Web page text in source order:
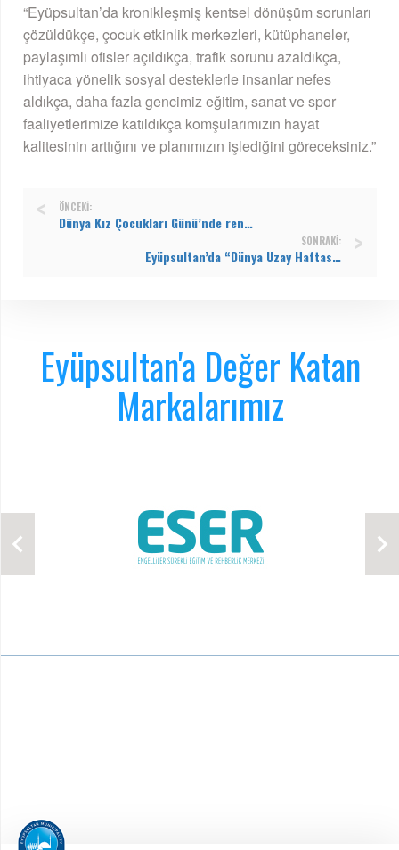
“Eyüpsultan’da kronikleşmiş kentsel dönüşüm sorunları
çözüldükçe, çocuk etkinlik merkezleri, kütüphaneler,
paylaşımlı ofisler açıldıkça, trafik sorunu azaldıkça,
ihtiyaca yönelik sosyal desteklerle insanlar nefes
aldıkça, daha fazla gencimiz eğitim, sanat ve spor
faaliyetlerimize katıldıkça komşularımızın hayat
kalitesinin arttığını ve planımızın işlediğini göreceksiniz.”
ÖNCEKI:
Dünya Kız Çocukları Günü’nde rengarenk atölye
SONRAKI:
Eyüpsultan’da “Dünya Uzay Haftası” etkinliği
Eyüpsultan'a Değer Katan
Markalarımız